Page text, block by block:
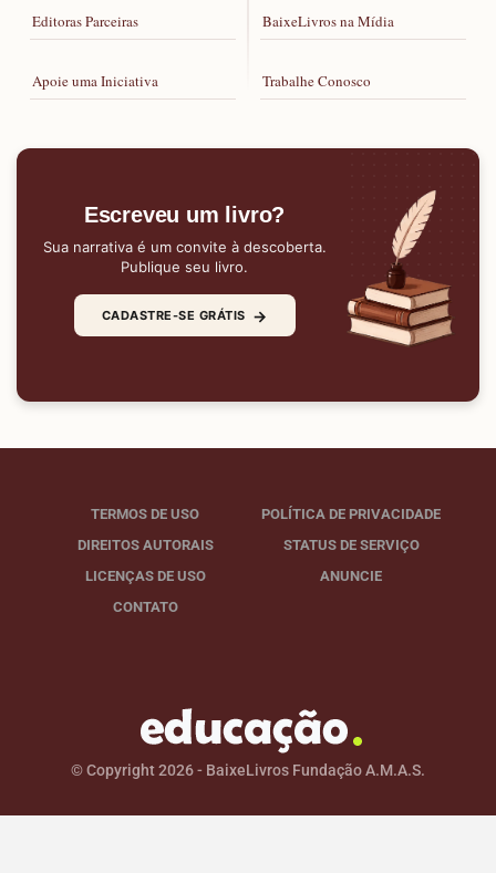
Editoras Parceiras
Apoie uma Iniciativa
BaixeLivros na Mídia
Trabalhe Conosco
Escreveu um livro?
Sua narrativa é um convite à descoberta.
Publique seu livro.
CADASTRE-SE GRÁTIS →
TERMOS DE USO
POLÍTICA DE PRIVACIDADE
DIREITOS AUTORAIS
STATUS DE SERVIÇO
LICENÇAS DE USO
ANUNCIE
CONTATO
© Copyright 2026 - BaixeLivros Fundação A.M.A.S.